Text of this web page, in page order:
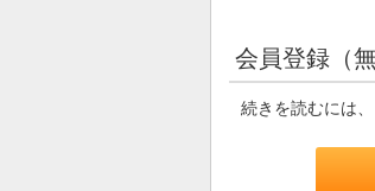
会員登録（
続きを読むには